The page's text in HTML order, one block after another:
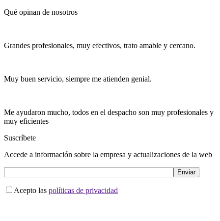
Qué opinan de nosotros
Grandes profesionales, muy efectivos, trato amable y cercano.
Muy buen servicio, siempre me atienden genial.
Me ayudaron mucho, todos en el despacho son muy profesionales y
muy eficientes
Suscríbete
Accede a información sobre la empresa y actualizaciones de la web
Acepto las políticas de privacidad